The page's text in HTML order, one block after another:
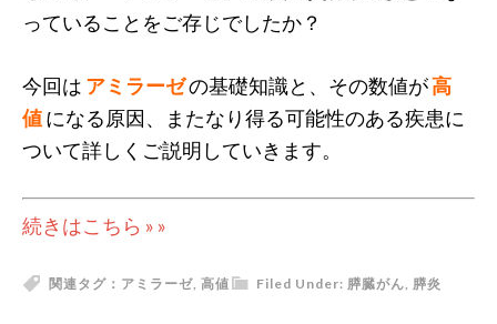
っていることをご存じでしたか？
今回は アミラーゼの基礎知識と、その数値が高
値になる原因、またなり得る可能性のある疾患に
ついて詳しくご説明していきます。
続きはこちら » »
Filed Under: 膵臓がん, 膵炎
関連タグ： アミラーゼ, 高値